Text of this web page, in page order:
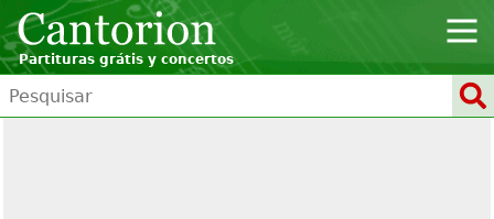
Partituras grátis y concertos